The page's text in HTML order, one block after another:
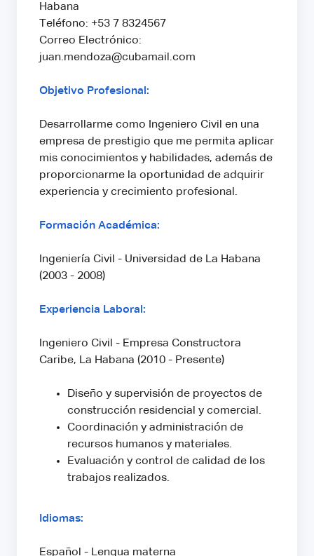
Habana
Teléfono: +53 7 8324567
Correo Electrónico:
juan.mendoza@cubamail.com
Objetivo Profesional:
Desarrollarme como Ingeniero Civil en una
empresa de prestigio que me permita aplicar
mis conocimientos y habilidades, además de
proporcionarme la oportunidad de adquirir
experiencia y crecimiento profesional.
Formación Académica:
Ingeniería Civil - Universidad de La Habana
(2003 - 2008)
Experiencia Laboral:
Ingeniero Civil - Empresa Constructora
Caribe, La Habana (2010 - Presente)
Diseño y supervisión de proyectos de
construcción residencial y comercial.
Coordinación y administración de
recursos humanos y materiales.
Evaluación y control de calidad de los
trabajos realizados.
Idiomas:
Español - Lengua materna